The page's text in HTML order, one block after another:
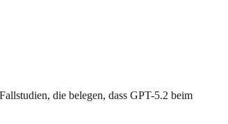
die belegen, dass GPT-5.2 beim